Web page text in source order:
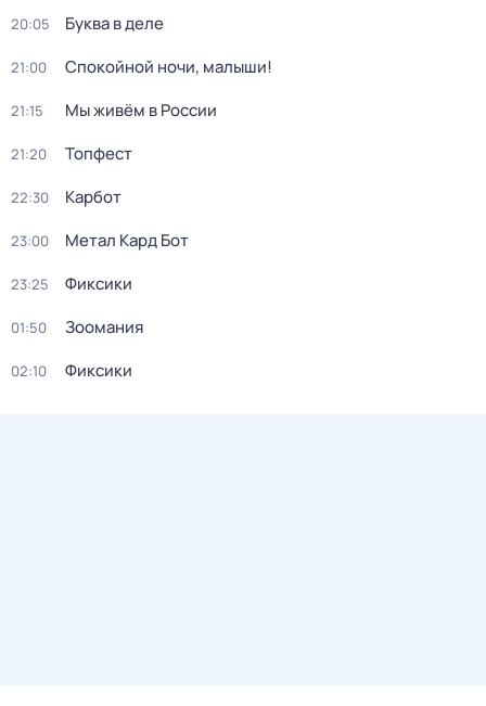
20:05 Буква в деле
21:00 Спокойной ночи, малыши!
21:15 Мы живём в России
21:20 Топфест
22:30 Карбот
23:00 Метал Кард Бот
23:25 Фиксики
01:50 Зоомания
02:10 Фиксики